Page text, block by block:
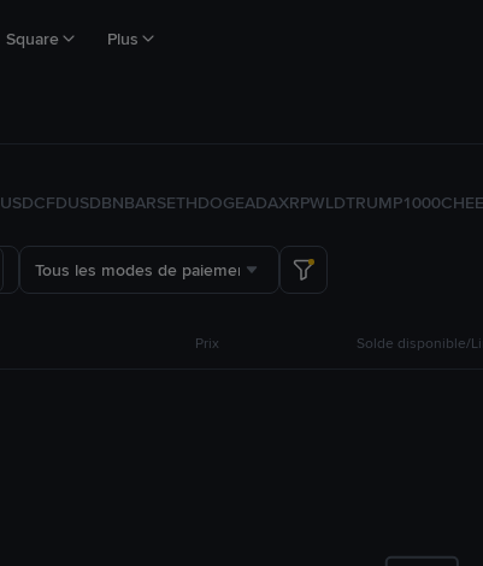
Square Plus
USDCFDUSDBNBARSETHDOGEADAXRPWLDTRUMP
Tous les modes de paiement
Prix Solde disponible/